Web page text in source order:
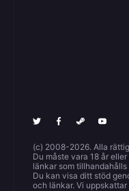
(c) 2008-2026. Alla
Du måste vara 18 år
länkar som
Du kan visa ditt stöd
och länkar. Vi